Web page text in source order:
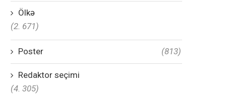
Ölkə
(2. 671)
Poster (813)
Redaktor seçimi
(4. 305)